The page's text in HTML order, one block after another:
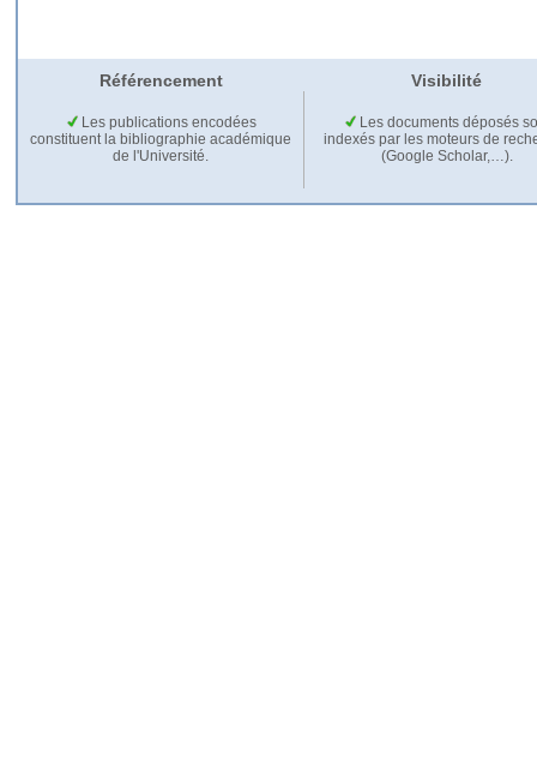
Référencement Visibilité
Les publications encodées
constituent la bibliographie académique
de l'Université.
Les documents déposés
indexés par les moteurs de
(Google Scholar,…).